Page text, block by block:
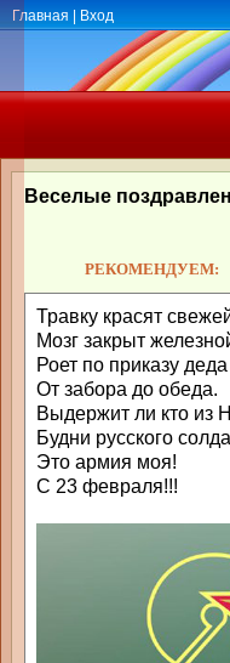
Главная Вход
Веселые
РЕКОМЕНДУЕМ:
Травку красят
Мозг закрыт
Роет по приказу
От забора до обеда.
Выдержит ли кто из
Будни русского
Это армия моя!
С 23 февраля!!!